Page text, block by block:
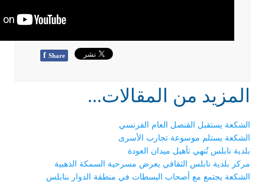
f Share
المزيد من المقالات...
الشكعة يستقبل القنصل العام الفرنسي
الشكعة يستلم موسوعة تجارب الأسرى
بلدية نابلس تُنهي تأهيل ميدان العودة
مركز بلدية نابلس الثقافي يعرض مسرحية السمكة الذهبية
الشكعة يجتمع مع أصحاب البسطات في منطقة الدوار بنابلس